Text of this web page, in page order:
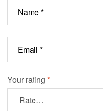
Your rating *